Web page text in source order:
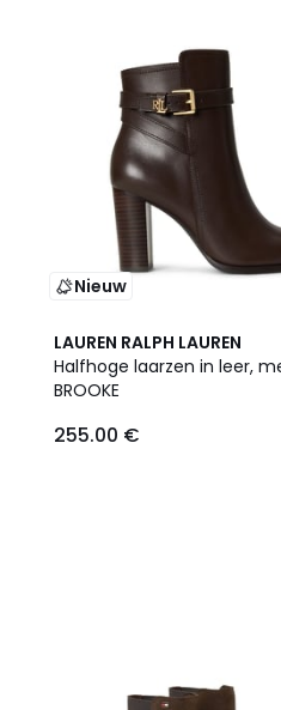
Nieuw
LAUREN RALPH LAUREN
Halfhoge laarzen in leer,
BROOKE
255.00 €
2
Kleuren